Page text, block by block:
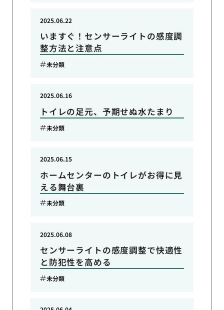
いますぐ！センサーライトの感度調
整方法と注意点
2025.06.22
未分類
トイレの足元、予期せぬ水たまり
2025.06.16
未分類
ホームセンターのトイレがお得に見
える舞台裏
2025.06.15
未分類
センサーライトの感度調整で快適性
と防犯性を高める
2025.06.08
未分類